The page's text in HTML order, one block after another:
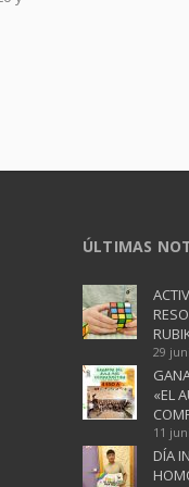
ÚLTIMAS
29
«EL
11
DÍA